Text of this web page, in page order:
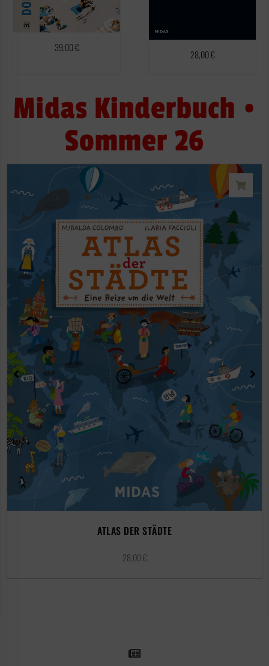
39,00€
28,00€
Midas Kinderbuch •
Sommer 26
ATLAS DER STÄDTE
28,00€